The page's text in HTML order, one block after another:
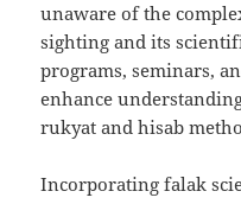
unaware of the
sighting and its
programs, seminars,
enhance
rukyat and hisab
Incorporating falak